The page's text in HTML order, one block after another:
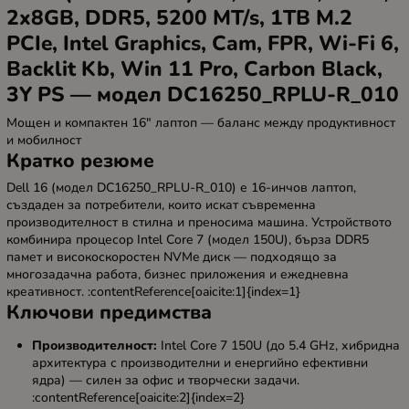
2x8GB, DDR5, 5200 MT/s, 1TB M.2
PCIe, Intel Graphics, Cam, FPR, Wi-Fi 6,
Backlit Kb, Win 11 Pro, Carbon Black,
3Y PS — модел DC16250_RPLU-R_010
Мощен и компактен 16" лаптоп — баланс между продуктивност
и мобилност
Кратко резюме
Dell 16 (модел DC16250_RPLU-R_010) е 16-инчов лаптоп,
създаден за потребители, които искат съвременна
производителност в стилна и преносима машина. Устройството
комбинира процесор Intel Core 7 (модел 150U), бърза DDR5
памет и високоскоростен NVMe диск — подходящо за
многозадачна работа, бизнес приложения и ежедневна
креативност. :contentReference[oaicite:1]{index=1}
Ключови предимства
Производителност: Intel Core 7 150U (до 5.4 GHz, хибридна
архитектура с производителни и енергийно ефективни
ядра) — силен за офис и творчески задачи.
:contentReference[oaicite:2]{index=2}